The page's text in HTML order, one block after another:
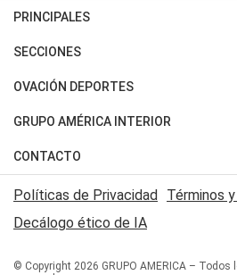
PRINCIPALES
Últimas Noticias
Política
Judiciales
Economia
SECCIONES
Horóscopo
Motores
Trucos caseros
Series y Películas
Edictos y Solicitadas
OVACIÓN DEPORTES
Fútbol
Mundial
Automovilismo
Rugby
Básquet
GRUPO AMÉRICA INTERIOR
Canal 7 en Vivo
San Juan 8
CONTACTO
Acerca de Nosotros
Contactanos
Políticas de Privacidad Términos
Decálogo ético de IA
© Copyright 2026 GRUPO AMERICA – Todos